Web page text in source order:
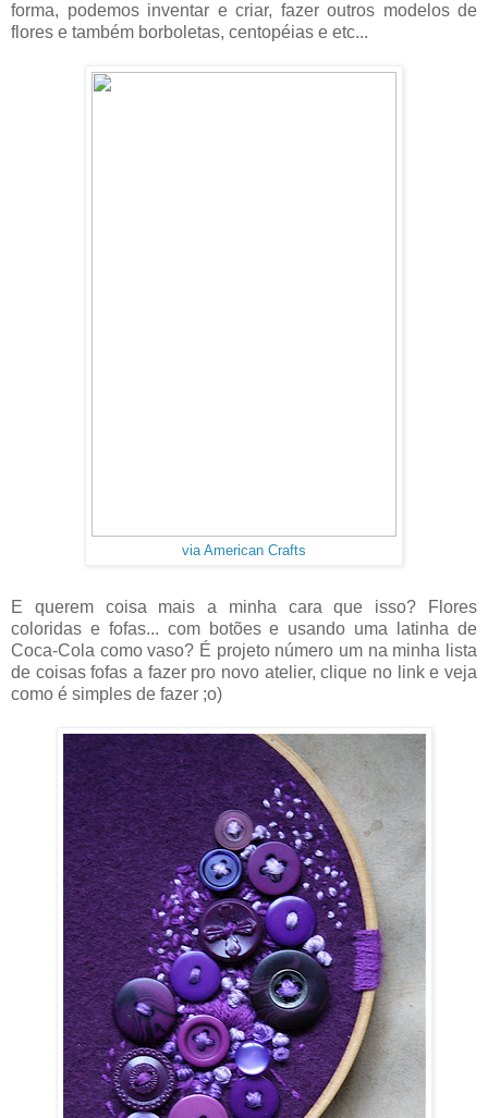
forma, podemos inventar e criar, fazer outros modelos de
flores e também borboletas, centopéias e etc...
via American Crafts
E querem coisa mais a minha cara que isso? Flores
coloridas e fofas... com botões e usando uma latinha de
Coca-Cola como vaso? É projeto número um na minha lista
de coisas fofas a fazer pro novo atelier, clique no link e veja
como é simples de fazer ;o)